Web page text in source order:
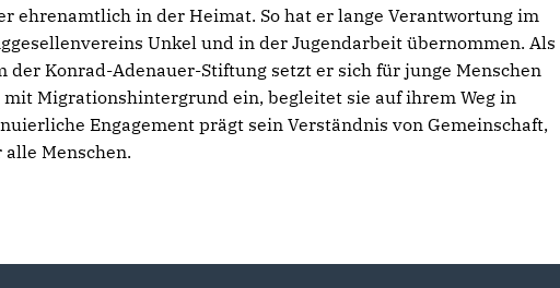
ehrenamtlich in der Heimat. So hat er lange Verantwortung im
Unkel und in der Jugendarbeit übernommen. Als
Konrad-Adenauer-Stiftung setzt er sich für junge Menschen
Migrationshintergrund ein, begleitet sie auf ihrem Weg in
Engagement prägt sein Verständnis von Gemeinschaft,
Menschen.